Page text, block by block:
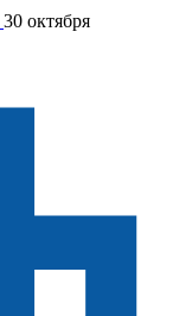
30 октября